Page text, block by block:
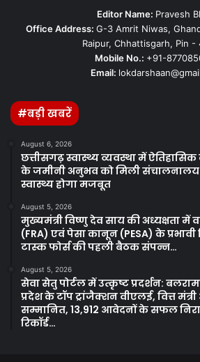
Editor Name: Pravesh
Office Address: G-3 Amrit Niwas,
Raipur, Chhattisgarh, Pin -
Mobile No.: +91-
Email:
#बड़ी खबरें
August 6, 2026
छत्तीसगढ़ स्वास्थ्य व्यवस्था में
के जमीनी अनुभव को मिली संचालनालय
स्वास्थ्य होगा मजबूत
August 5, 2026
मुख्यमंत्री विष्णु देव साय की अध्यक्षता में
(FRA) एवं पेसा कानून (PESA) के
टास्क फोर्स की पहली बैठक संपन्न…
August 5, 2026
सेवा सेतु पोर्टल में उत्कृष्ट प्रदर्शन:
प्रदेश के टॉप ट्रांजैक्शन वीएलई, वित्त
सम्मानित, 13,912 आवेदनों के सफल
रिकॉर्ड…